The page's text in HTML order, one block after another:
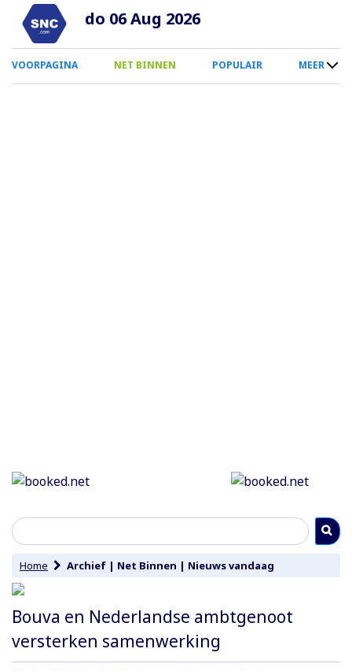
Overslaan
naar
inhoud
do 06 Aug 2026
0
Smartphone
VOORPAGINA NET BINNEN POPULAIR MEER
Home Archief | Net Binnen | Nieuws vandaag
Bouva en Nederlandse ambtgenoot
versterken samenwerking